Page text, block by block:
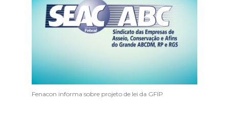
Fenacon informa sobre projeto de lei da GFIP